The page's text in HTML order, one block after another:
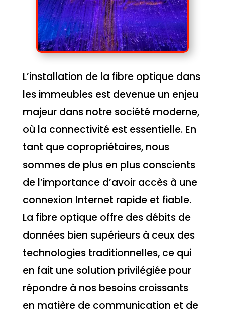
L’installation de la fibre optique dans
les immeubles est devenue un enjeu
majeur dans notre société moderne,
où la connectivité est essentielle. En
tant que copropriétaires, nous
sommes de plus en plus conscients
de l’importance d’avoir accès à une
connexion Internet rapide et fiable.
La fibre optique offre des débits de
données bien supérieurs à ceux des
technologies traditionnelles, ce qui
en fait une solution privilégiée pour
répondre à nos besoins croissants
en matière de communication et de